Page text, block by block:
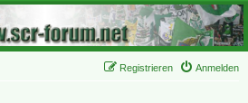
Anmelden
Registrieren